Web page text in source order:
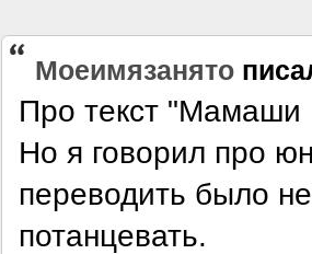
Моеимязанято
Про текст "Мамаши
Но я говорил про
переводить было
потанцевать.